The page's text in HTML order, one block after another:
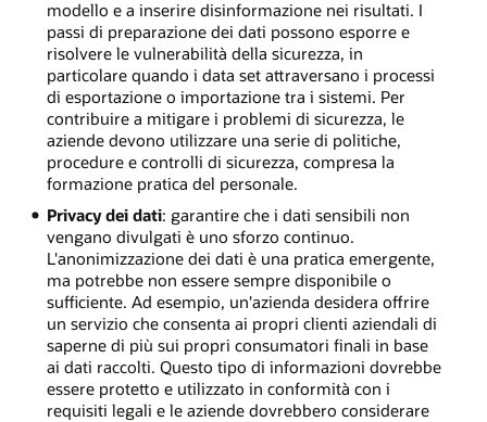
modello e a inserire disinformazione nei risultati. I
passi di preparazione dei dati possono esporre e
risolvere le vulnerabilità della sicurezza, in
particolare quando i data set attraversano i processi
di esportazione o importazione tra i sistemi. Per
contribuire a mitigare i problemi di sicurezza, le
aziende devono utilizzare una serie di politiche,
procedure e controlli di sicurezza, compresa la
formazione pratica del personale.
Privacy dei dati: garantire che i dati sensibili non
vengano divulgati è uno sforzo continuo.
L'anonimizzazione dei dati è una pratica emergente,
ma potrebbe non essere sempre disponibile o
sufficiente. Ad esempio, un'azienda desidera offrire
un servizio che consenta ai propri clienti aziendali di
saperne di più sui propri consumatori finali in base
ai dati raccolti. Questo tipo di informazioni dovrebbe
essere protetto e utilizzato in conformità con i
requisiti legali e le aziende dovrebbero considerare